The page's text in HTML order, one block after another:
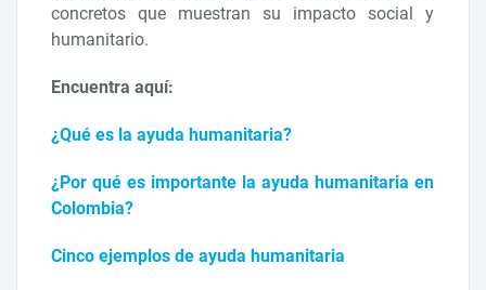
concretos que muestran su impacto social y
humanitario.
Encuentra aquí:
¿Qué es la ayuda humanitaria?
¿Por qué es importante la ayuda humanitaria en
Colombia?
Cinco ejemplos de ayuda humanitaria